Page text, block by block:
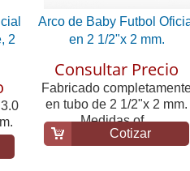
2
Arco de Baby Futbol
en 2 1/2"x 2 mm.
Consultar Precio
Fabricado
en tubo de 2 1/2"x 2 mm.
Medidas of...
Cotizar